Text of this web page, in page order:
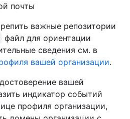
почты
важные репозитории
файл для ориентации
сведения см. в
вашей организации.
вашей
индикатор событий
профиля организации,